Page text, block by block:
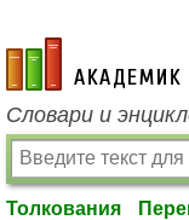
academic.ru
Словари и
Толкования